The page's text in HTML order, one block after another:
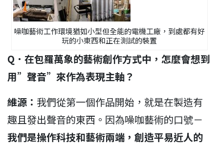
噪咖藝術工作環境猶如小型但全能的電機工廠，到處都有好
玩的小東西和正在測試的裝置
Q ．在包羅萬象的藝術創作方式中，怎麼會想到
用”聲音”來作為表現主軸？
維源： 我們從第一個作品開始，就是在製造有
趣且發出聲音的東西。因為噪咖藝術的口號－
我們是操作科技和藝術兩端，創造平易近人的